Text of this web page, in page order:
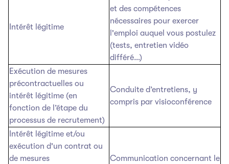
Intérêt légitime
et des compétences
nécessaires pour exercer
l'emploi auquel vous postulez
(tests, entretien vidéo
différé…)
Exécution de mesures
précontractuelles ou
intérêt légitime (en
fonction de l’étape du
processus de recrutement)
Conduite d’entretiens, y
compris par visioconférence
Intérêt légitime et/ou
exécution d'un contrat ou
de mesures
Communication concernant le